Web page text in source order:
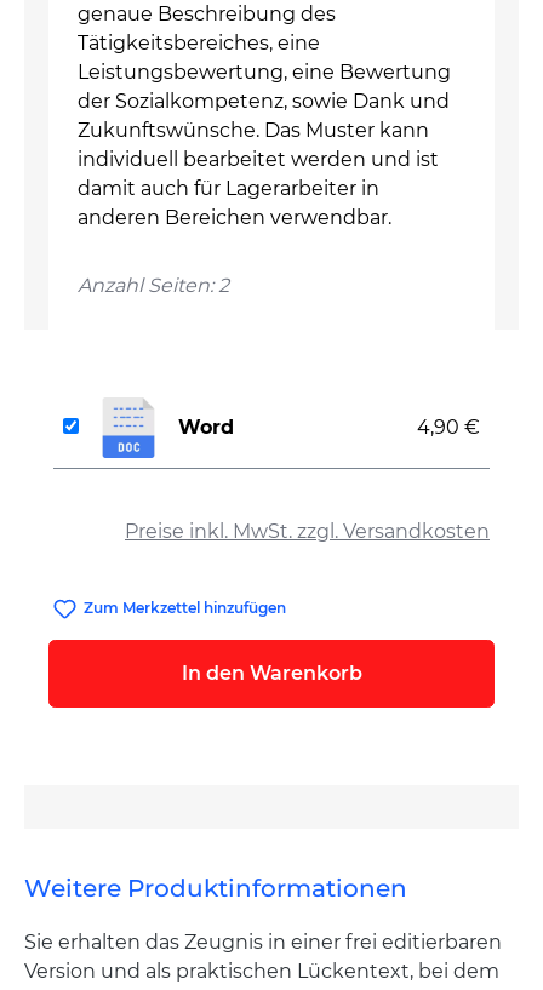
genaue Beschreibung des
Tätigkeitsbereiches, eine
Leistungsbewertung, eine Bewertung
der Sozialkompetenz, sowie Dank und
Zukunftswünsche. Das Muster kann
individuell bearbeitet werden und ist
damit auch für Lagerarbeiter in
anderen Bereichen verwendbar.
Anzahl Seiten: 2
Preise inkl. MwSt. zzgl. Versandkosten
Word 4,90 €
Zum Merkzettel hinzufügen
In den Warenkorb
Weitere Produktinformationen
Sie erhalten das Zeugnis in einer frei editierbaren
Version und als praktischen Lückentext, bei dem